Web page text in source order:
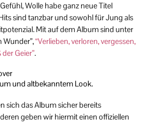
Wolle habe ganz neue Titel
sind tanzbar und sowohl für Jung als
Mit auf dem Album sind unter
Wunder”,“Verlieben, verloren, vergessen,
der Geier”.
und altbekanntem Look.
sich das Album sicher bereits
geben wir hiermit einen offiziellen